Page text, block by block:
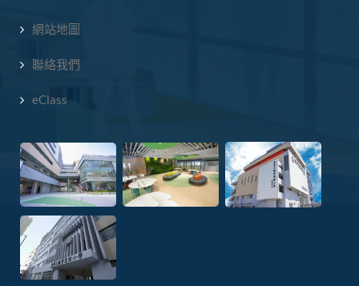
網站地圖
聯絡我們
eClass